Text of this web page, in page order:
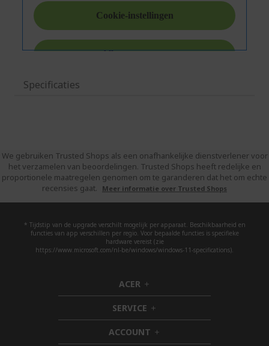
Specificaties
We gebruiken Trusted Shops als een onafhankelijke dienstverlener voor
het verzamelen van beoordelingen. Trusted Shops heeft redelijke en
proportionele maatregelen genomen om te garanderen dat het om echte
recensies gaat.
Meer informatie over Trusted Shops
* Tijdstip van de upgrade verschilt mogelijk per apparaat. Beschikbaarheid en
functies van app verschillen per regio. Voor bepaalde functies is specifieke
hardware vereist (zie
https://www.microsoft.com/nl-be/windows/windows-11-specifications).
ACER h
i
d
d
e
SERVICE h
i
d
ACCOUNT h